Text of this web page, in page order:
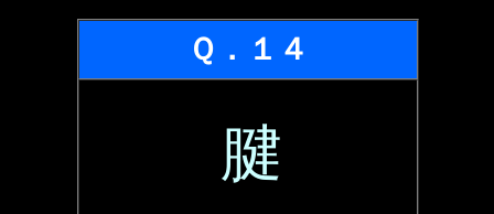
Ｑ．１４
腱